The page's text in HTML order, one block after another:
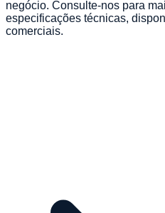
negócio. Consulte-nos para
especificações técnicas,
comerciais.